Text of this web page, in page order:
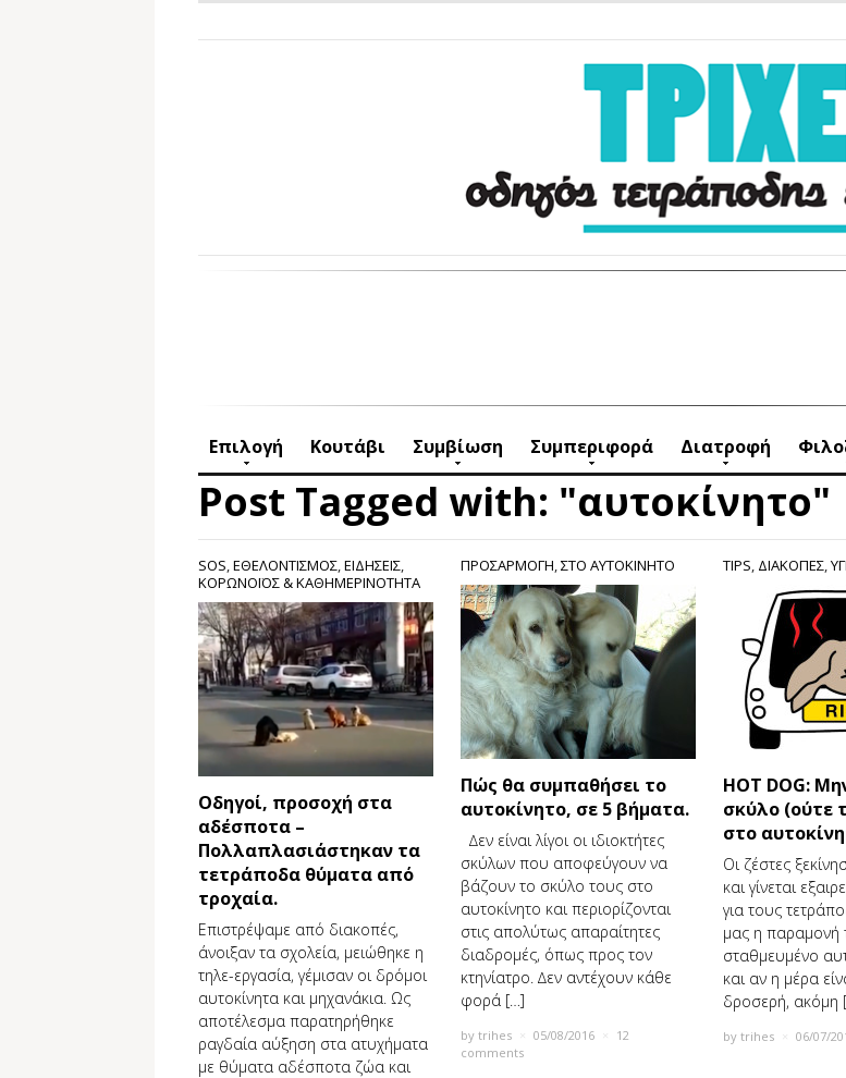
Επιλογή Κουτάβι Συμβίωση Συμπεριφορά Διατροφή
Post Tagged with: "αυτοκίνητο"
SOS,ΕΘΕΛΟΝΤΙΣΜΟΣ,ΕΙΔΗΣΕΙΣ,
ΚΟΡΩΝΟΪΌΣ & ΚΑΘΗΜΕΡΙΝΌΤΗΤΑ
Οδηγοί, προσοχή στα
αδέσποτα –
Πολλαπλασιάστηκαν τα
τετράποδα θύματα από
τροχαία.
Επιστρέψαμε από διακοπές,
άνοιξαν τα σχολεία, μειώθηκε η
τηλε-εργασία, γέμισαν οι δρόμοι
αυτοκίνητα και μηχανάκια. Ως
αποτέλεσμα παρατηρήθηκε
ραγδαία αύξηση στα ατυχήματα
με θύματα αδέσποτα ζώα και
ΠΡΟΣΑΡΜΟΓΗ,ΣΤΟ ΑΥΤΟΚΙΝΗΤΟ
Πώς θα συμπαθήσει το
αυτοκίνητο, σε 5 βήματα.
∆εν είναι λίγοι οι ιδιοκτήτες
σκύλων που αποφεύγουν να
βάζουν το σκύλο τους στο
αυτοκίνητο και περιορίζονται
στις απολύτως απαραίτητες
διαδρομές, όπως προς τον
κτηνίατρο. ∆εν αντέχουν κάθε
φορά […]
by trihes 05/08/2016
12
comments
TIPS, ΔΙΑΚΟΠΕΣ,
HOT DOG:
σκύλο (ούτε
στο
Οι ζέστες
και γίνεται
για τους
μας η παραμονή
σταθμευμένο
και αν η μέρα
δροσερή, ακόμη
by trihes 06/07/